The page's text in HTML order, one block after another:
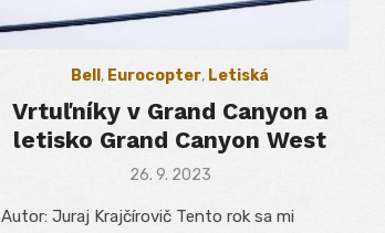
Bell , Eurocopter, Letiská
Vrtuľníky v Grand Canyon a
letisko Grand Canyon West
Posted
26. 9. 2023
Autor: Juraj Krajčírovič Tento rok sa mi